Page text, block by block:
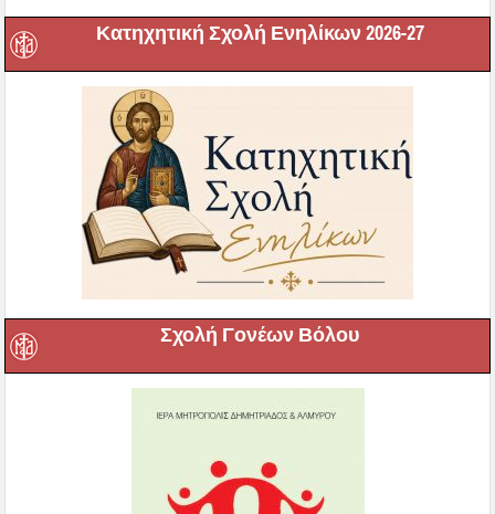
Κατηχητική Σχολή Ενηλίκων 2026-27
Σχολή Γονέων Βόλου